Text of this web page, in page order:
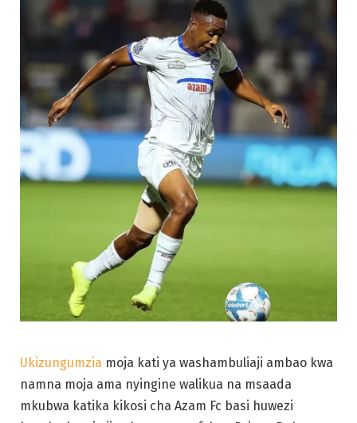
Ukizungumzia moja kati ya washambuliaji ambao kwa
namna moja ama nyingine walikua na msaada
mkubwa katika kikosi cha Azam Fc basi huwezi